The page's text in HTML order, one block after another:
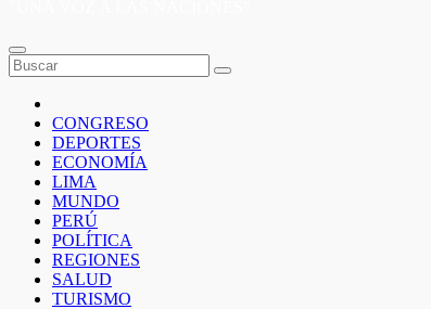
CONGRESO
DEPORTES
ECONOMÍA
LIMA
MUNDO
PERÚ
POLÍTICA
REGIONES
SALUD
TURISMO